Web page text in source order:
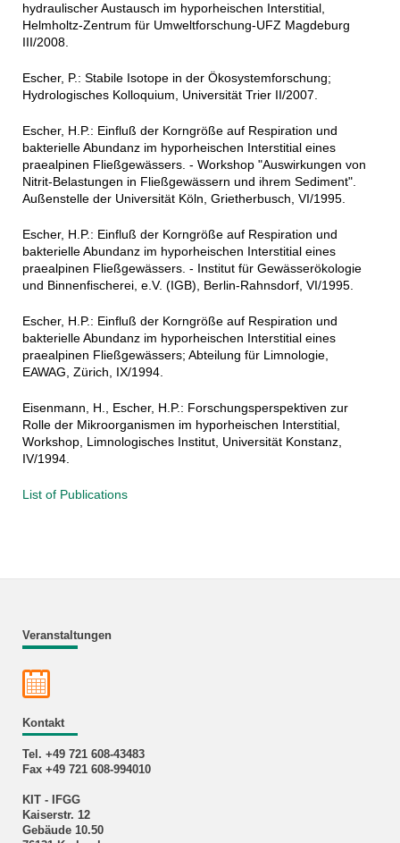
hydraulischer Austausch im hyporheischen Interstitial,
Helmholtz-Zentrum für Umweltforschung-UFZ Magdeburg
III/2008.
Escher, P.: Stabile Isotope in der Ökosystemforschung;
Hydrologisches Kolloquium, Universität Trier II/2007.
Escher, H.P.: Einfluß der Korngröße auf Respiration und
bakterielle Abundanz im hyporheischen Interstitial eines
praealpinen Fließgewässers. - Workshop "Auswirkungen von
Nitrit-Belastungen in Fließgewässern und ihrem Sediment".
Außenstelle der Universität Köln, Grietherbusch, VI/1995.
Escher, H.P.: Einfluß der Korngröße auf Respiration und
bakterielle Abundanz im hyporheischen Interstitial eines
praealpinen Fließgewässers. - Institut für Gewässerökologie
und Binnenfischerei, e.V. (IGB), Berlin-Rahnsdorf, VI/1995.
Escher, H.P.: Einfluß der Korngröße auf Respiration und
bakterielle Abundanz im hyporheischen Interstitial eines
praealpinen Fließgewässers; Abteilung für Limnologie,
EAWAG, Zürich, IX/1994.
Eisenmann, H., Escher, H.P.: Forschungsperspektiven zur
Rolle der Mikroorganismen im hyporheischen Interstitial,
Workshop, Limnologisches Institut, Universität Konstanz,
IV/1994.
List of Publications
Veranstaltungen
Kontakt
Tel. +49 721 608-43483
Fax +49 721 608-994010
KIT - IFGG
Kaiserstr. 12
Gebäude 10.50